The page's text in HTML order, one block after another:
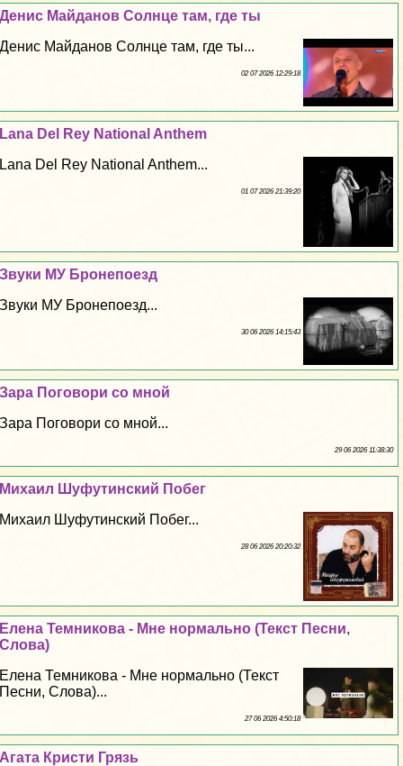
Денис Майданов Солнце там, где ты
Денис Майданов Солнце там, где ты...
02 07 2026 12:29:18
Lana Del Rey National Anthem
Lana Del Rey National Anthem...
01 07 2026 21:39:20
Звуки МУ Бронепоезд
Звуки МУ Бронепоезд...
30 06 2026 14:15:43
Зара Поговори со мной
Зара Поговори со мной...
29 06 2026 11:38:30
Михаил Шуфутинский Побег
Михаил Шуфутинский Побег...
28 06 2026 20:20:32
Елена Темникова - Мне нормально (Текст Песни,
Слова)
Елена Темникова - Мне нормально (Текст
Песни, Слова)...
27 06 2026 4:50:18
Агата Кристи Грязь